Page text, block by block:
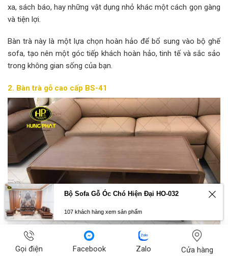
xa, sách báo, hay những vật dụng nhỏ khác một cách gọn gàng
và tiện lợi.
Bàn trà này là một lựa chọn hoàn hảo để bổ sung vào bộ ghế
sofa, tạo nên một góc tiếp khách hoàn hảo, tinh tế và sắc sảo
trong không gian sống của bạn.
2. Bàn trà gỗ cao cấp BS-41
Gọi điện Facebook Zalo Cửa hàng
Bộ Sofa Gỗ Óc Chó Hiện Đại HO-032
107 khách hàng xem sản phẩm